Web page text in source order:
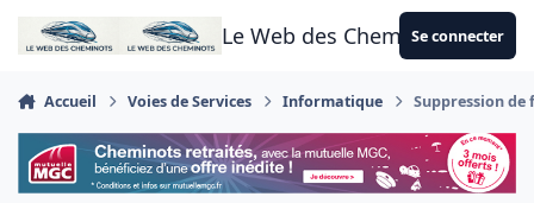
Aller au contenu
Le Web des CheminotsSe connecter
Accueil Voies de Services Informatique Suppression de